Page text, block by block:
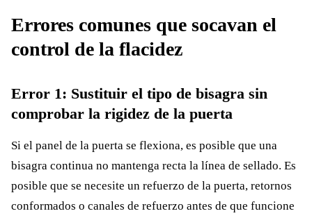
Errores comunes que socavan el
control de la flacidez
Error 1: Sustituir el tipo de bisagra sin
comprobar la rigidez de la puerta
Si el panel de la puerta se flexiona, es posible que una
bisagra continua no mantenga recta la línea de sellado. Es
posible que se necesite un refuerzo de la puerta, retornos
conformados o canales de refuerzo antes de que funcione